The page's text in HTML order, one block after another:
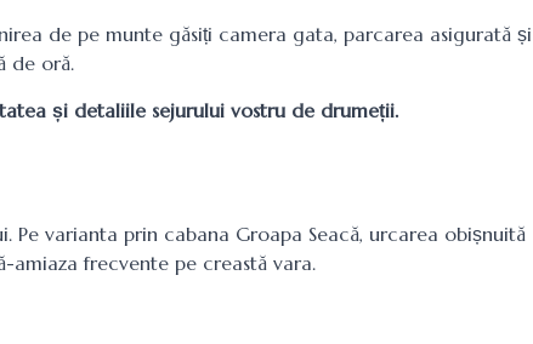
de pe munte găsiți camera gata, parcarea asigurată și
de oră.
și detaliile sejurului vostru de drumeții.
varianta prin cabana Groapa Seacă, urcarea obișnuită
amiaza frecvente pe creastă vara.